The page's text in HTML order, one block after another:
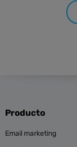
Producto
Email marketing